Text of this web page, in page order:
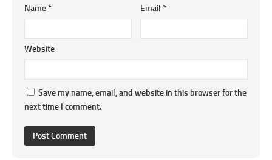
Name* Email*
Website
Save my name, email, and website in this browser for the
next time I comment.